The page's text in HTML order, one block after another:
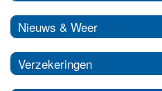
Nieuws & Weer
Verzekeringen